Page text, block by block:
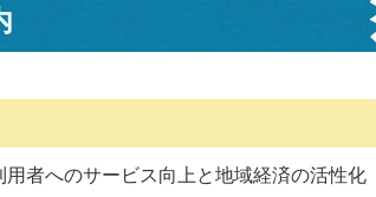
者へのサービス向上と地域経済の活性化